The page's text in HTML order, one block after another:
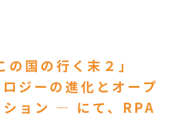
の国の行く末２」
ジーの進化とオープ
ション ― にて、RPA